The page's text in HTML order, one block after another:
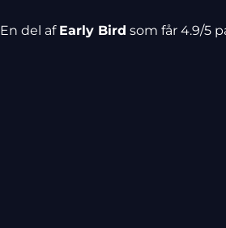
En del af Early Bird som får 4.9/5